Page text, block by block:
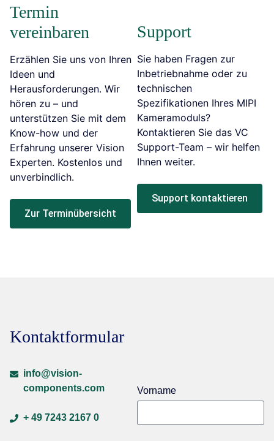
Termin
vereinbaren
Erzählen Sie uns von Ihren
Ideen und
Herausforderungen. Wir
hören zu – und
unterstützen Sie mit dem
Know-how und der
Erfahrung unserer Vision
Experten. Kostenlos und
unverbindlich.
Zur Terminübersicht
Support
Sie haben Fragen zur
Inbetriebnahme oder zu
technischen
Spezifikationen Ihres MIPI
Kameramoduls?
Kontaktieren Sie das VC
Support-Team – wir helfen
Ihnen weiter.
Support kontaktieren
Kontaktformular
info@vision-
components.com
+ 49 7243 2167 0
Vorname